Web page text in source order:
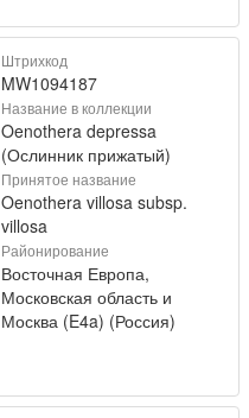
Штрихкод
MW1094187
Название в коллекции
Oenothera depressa
(Ослинник прижатый)
Принятое название
Oenothera villosa subsp.
villosa
Районирование
Восточная Европа,
Московская область и
Москва (E4a) (Россия)